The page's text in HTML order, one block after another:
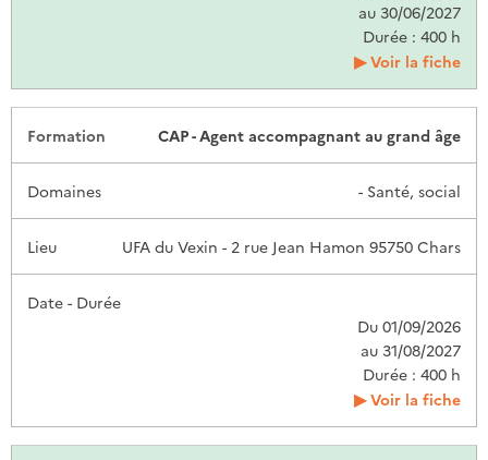
au 30/06/2027
Durée : 400 h
Voir la fiche
CAP - Agent accompagnant au grand âge
- Santé, social
UFA du Vexin - 2 rue Jean Hamon 95750 Chars
Du 01/09/2026
au 31/08/2027
Durée : 400 h
Voir la fiche